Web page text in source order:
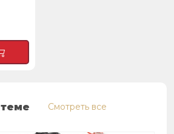
Смотреть все